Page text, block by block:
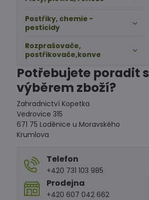
Postřiky, chemie -
pesticidy
Rozprašovače,
postřikovače,konve
Potřebujete poradit s
výběrem zboží?
Zahradnictví Kopetka
Vedrovice 315
671 75 Loděnice u Moravského
Krumlova
Telefon
+420 731 103 985
Prodejna
+420 607 042 662